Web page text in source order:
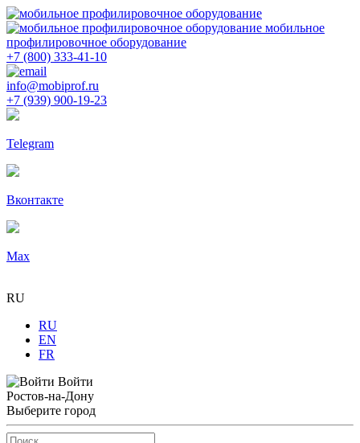
мобильное
профилировочное оборудование
+7 (800) 333-41-10
info@mobiprof.ru
+7 (939) 900-19-23
Telegram
Вконтакте
Max
RU
RU
EN
FR
Войти
Ростов-на-Дону
Выберите город